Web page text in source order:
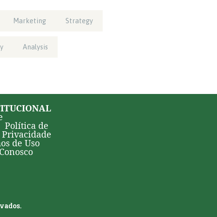
Marketing Strategy
Analysis
Política de
Privacidade
de Uso